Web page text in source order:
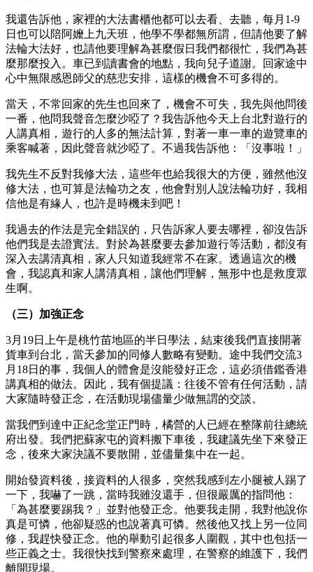
我還告訴他，家裡的大法書櫃他都可以去看、去聽，每月1-9
日也可以陪阿嬤上九天班，他學不學都無所謂，但請他要了解
法輪大法好，也請他要理解為甚麼假日我們都很忙，我們為甚
麼那麼投入。車已到讀書會的地點，我向兒子道謝。回家途中
心中無限感恩師父的慈悲安排，這樣的機會不可多得的。
當天，不常回家的先生也回來了，機會不可失，我先與他問後
一番，他問我聲音怎麼沙啞了？我告訴他今天上台北對遊行的
人講真相，遊行的人多的無法計算，對著一車一車的遊覽車的
乘客喊著，因此聲音就沙啞了。不過我告訴他：「沒事啦！」
我先生不反對我修大法，這些年也給我很大的方便，雖然他沒
修大法，也可算是法輪功之友，他會對別人說法輪功好，我相
信他是有緣人，也許是時機未到吧！
我過去的作法是完全錯誤的，只告訴家人要去哪裡，卻沒告訴
他們我是去證實法。對於為甚麼要去參加遊行等活動，都沒有
深入去講清真相，家人只知道我經常不在家。透過這次的機
會，我認真和家人講清真相，讓他們理解，無形中也是救度眾
生啊。
（三）加強正念
3月19日上午是桃竹苗地區的半日學法，結束後我們直接開著
貨車到台北，當天參加的同修人數略有變動。途中我們交流3
月18日的事，我個人的體會是沒能發好正念，這必須借鑑香港
講真相的做法。因此，我有個提議：往後不管有任何活動，請
大家隨時發正念，在活動現場儘量少做無謂的交談。
當我們到達中正紀念堂正門時，橘營的人已經在整隊前往總統
府出發。我們把蘇家屯的資料搬下車後，我建議先坐下來發正
念，後來大家決議不要散開，並儘量集中在一起。
開始發資料後，接資料的人很多，突然我感到左小腿被人踢了
一下，我嚇了一跳，當時我雖沒還手，但很嚴厲的指問他：
「為甚麼要踢我？」並對他發正念。他要我走開，我對他說你
真是可憐，他卻疑惑的也說著真可憐。然後他又找上另一位同
修，我趕快發正念。他的舉動引起很多人圍觀，其中也包括一
些正義之士。我很快找到警察來處理，在警察的維護下，我們
離開現場。